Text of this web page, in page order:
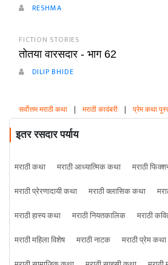
RESHMA
FICTION STORIES
तोतया वारसदार - भाग 62
DILIP BHIDE
सर्वोत्तम मराठी कथा | मराठी कादंबरी | प्रेम कथा
इतर रसदार पर्याय
मराठी कथा मराठी आध्यात्मिक कथा
मराठी
मराठी प्रेरणादायी कथा
मराठी क्लासिक कथा
मराठी हास्य कथा
मराठी नियतकालिक मराठी
मराठी महिला विशेष
मराठी नाटक मराठी प्रेम कथा